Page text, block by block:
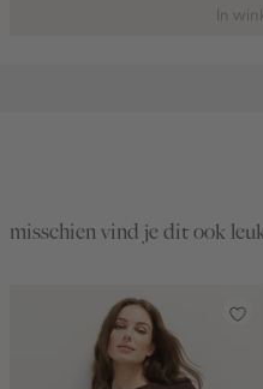
In
misschien vind je dit ook